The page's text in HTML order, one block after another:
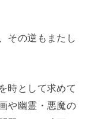
その逆もまたし
時として求めて
や幽霊・悪魔の